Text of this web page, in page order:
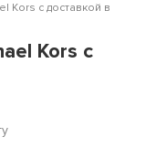
Kors с доставкой в
Kors с